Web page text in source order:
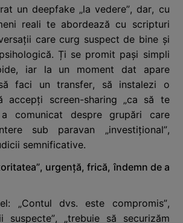
un deepfake „la vedere”, dar, cu
reali te abordează cu scripturi
care curg suspect de bine și
Ți se promit pași simpli
iar la un moment dat apare
faci un transfer, să instalezi o
accepți screen-sharing „ca să te
a comunicat despre grupări care
sub paravan „investițional”,
semnificative.
urgență, frică, îndemn de a
„Contul dvs. este compromis”,
suspecte”, „trebuie să securizăm